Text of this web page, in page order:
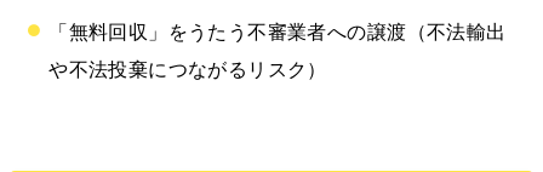
「無料回収」をうたう不審業者への譲渡（不法輸出
や不法投棄につながるリスク）